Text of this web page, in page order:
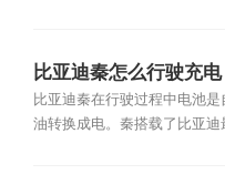
比亚迪秦怎么行驶充电
比亚迪秦在行驶过程中电池
油转换成电。秦搭载了比亚迪